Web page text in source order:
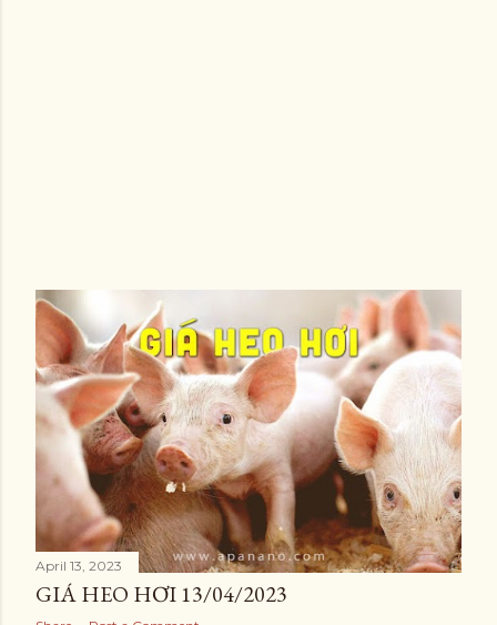
April 13, 2023
GIÁ HEO HƠI 13/04/2023